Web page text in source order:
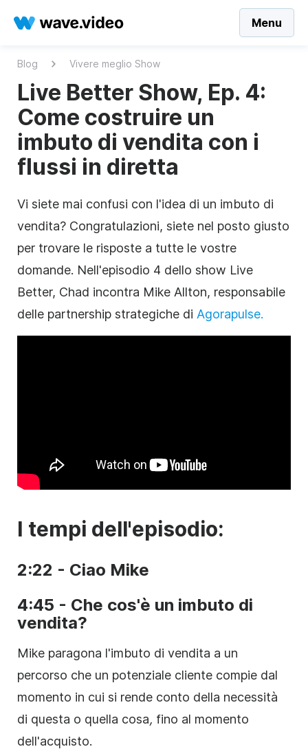
Menu
Blog Vivere meglio Show
Live Better Show, Ep. 4:
Come costruire un
imbuto di vendita con i
flussi in diretta
Vi siete mai confusi con l'idea di un imbuto di
vendita? Congratulazioni, siete nel posto giusto
per trovare le risposte a tutte le vostre
domande. Nell'episodio 4 dello show Live
Better, Chad incontra Mike Allton, responsabile
delle partnership strategiche di Agorapulse.
I tempi dell'episodio:
2:22 - Ciao Mike
4:45 - Che cos'è un imbuto di
vendita?
Mike paragona l'imbuto di vendita a un
percorso che un potenziale cliente compie dal
momento in cui si rende conto della necessità
di questa o quella cosa, fino al momento
dell'acquisto.